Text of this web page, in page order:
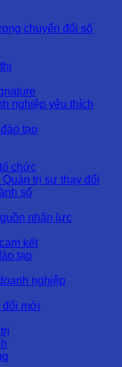
chuyển đổi số
nghiệp yêu thích
tạo
chức
trị sự thay đổi
số
nhân lực
kết
tạo
nghiệp
đổi mới